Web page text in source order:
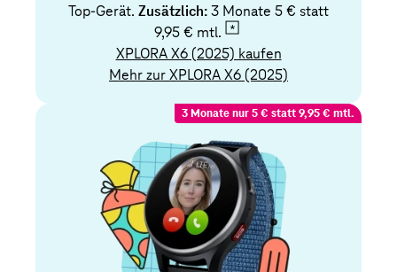
Top-Gerät. Zusätzlich:3 Monate 5 € statt
9,95 € mtl.
XPLORA X6 (2025) kaufen
Mehr zur XPLORA X6 (2025)
3 Monate nur 5 € statt 9,95 € mtl.